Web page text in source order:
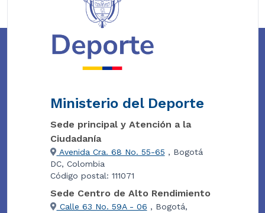
Ministerio del Deporte
Sede principal y Atención a la
Ciudadanía
Avenida Cra. 68 No. 55-65 , Bogotá
DC, Colombia
Código postal: 111071
Sede Centro de Alto Rendimiento
Calle 63 No. 59A - 06 , Bogotá,